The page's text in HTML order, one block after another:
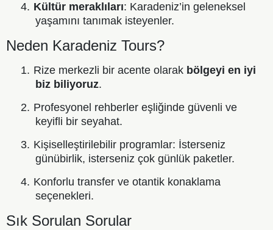
4. Kültür meraklıları: Karadeniz’in geleneksel
yaşamını tanımak isteyenler.
Neden Karadeniz Tours?
1. Rize merkezli bir acente olarak bölgeyi en iyi
biz biliyoruz.
2. Profesyonel rehberler eşliğinde güvenli ve
keyifli bir seyahat.
3. Kişiselleştirilebilir programlar: İsterseniz
günübirlik, isterseniz çok günlük paketler.
4. Konforlu transfer ve otantik konaklama
seçenekleri.
Sık Sorulan Sorular